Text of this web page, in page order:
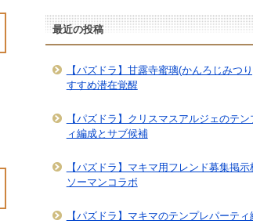
最近の投稿
【パズドラ】甘露寺蜜璃(かんろじみつ
すすめ潜在覚醒
【パズドラ】クリスマスアルジェのテ
ィ編成とサブ候補
【パズドラ】マキマ用フレンド募集掲
ソーマンコラボ
【パズドラ】マキマのテンプレパーテ